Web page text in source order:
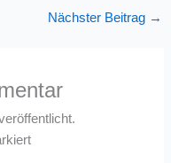
Nächster Beitrag →